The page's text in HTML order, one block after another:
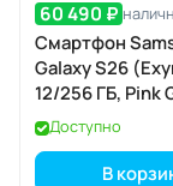
60 490 ₽
Смартфон
Galaxy S26
12/256 ГБ, Pink
(розовое
Доступно
В